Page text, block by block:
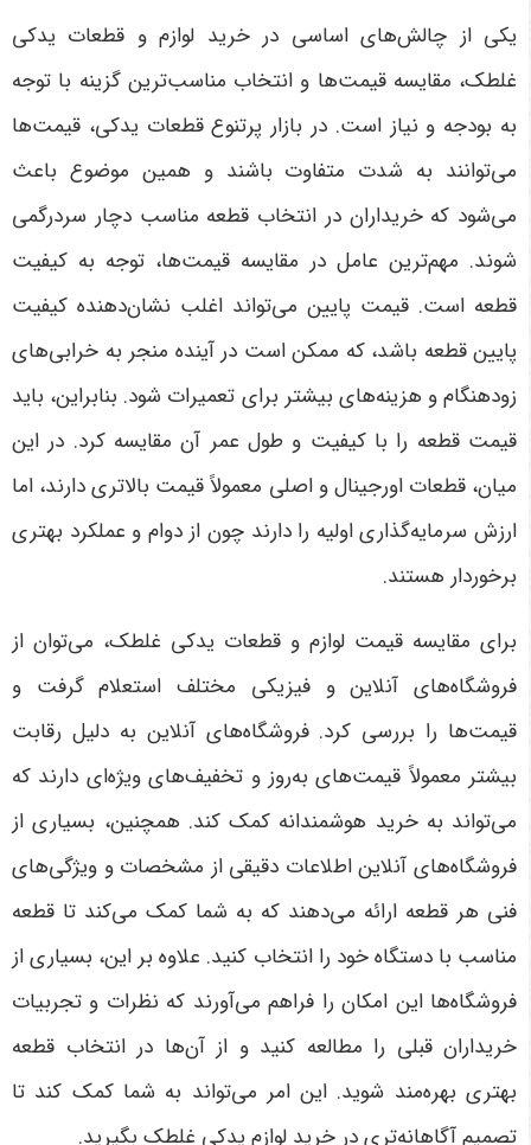
یکی از چالش‌های اساسی در خرید لوازم و قطعات یدکی
غلطک، مقایسه قیمت‌ها و انتخاب مناسب‌ترین گزینه با توجه
به بودجه و نیاز است. در بازار پرتنوع قطعات یدکی، قیمت‌ها
می‌توانند به شدت متفاوت باشند و همین موضوع باعث
می‌شود که خریداران در انتخاب قطعه مناسب دچار سردرگمی
شوند. مهم‌ترین عامل در مقایسه قیمت‌ها، توجه به کیفیت
قطعه است. قیمت پایین می‌تواند اغلب نشان‌دهنده کیفیت
پایین قطعه باشد، که ممکن است در آینده منجر به خرابی‌های
زودهنگام و هزینه‌های بیشتر برای تعمیرات شود. بنابراین، باید
قیمت قطعه را با کیفیت و طول عمر آن مقایسه کرد. در این
میان، قطعات اورجینال و اصلی معمولاً قیمت بالاتری دارند، اما
ارزش سرمایه‌گذاری اولیه را دارند چون از دوام و عملکرد بهتری
برخوردار هستند.
برای مقایسه قیمت لوازم و قطعات یدکی غلطک، می‌توان از
فروشگاه‌های آنلاین و فیزیکی مختلف استعلام گرفت و
قیمت‌ها را بررسی کرد. فروشگاه‌های آنلاین به دلیل رقابت
بیشتر معمولاً قیمت‌های به‌روز و تخفیف‌های ویژه‌ای دارند که
می‌تواند به خرید هوشمندانه کمک کند. همچنین، بسیاری از
فروشگاه‌های آنلاین اطلاعات دقیقی از مشخصات و ویژگی‌های
فنی هر قطعه ارائه می‌دهند که به شما کمک می‌کند تا قطعه
مناسب با دستگاه خود را انتخاب کنید. علاوه بر این، بسیاری از
فروشگاه‌ها این امکان را فراهم می‌آورند که نظرات و تجربیات
خریداران قبلی را مطالعه کنید و از آن‌ها در انتخاب قطعه
بهتری بهره‌مند شوید. این امر می‌تواند به شما کمک کند تا
تصمیم آگاهانه‌تری در خرید لوازم یدکی غلطک بگیرید.